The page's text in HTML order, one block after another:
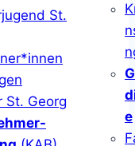
St.
St. Georg
e